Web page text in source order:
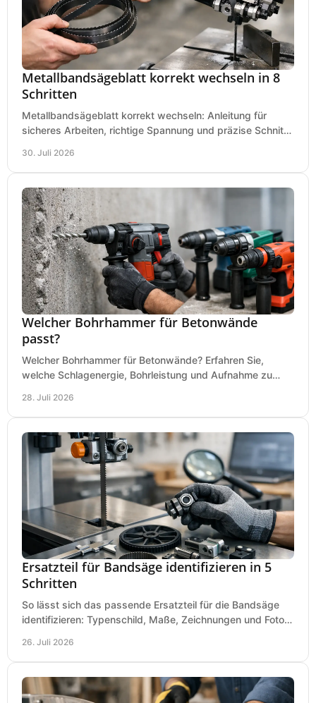
Metallbandsägeblatt korrekt wechseln in 8
Schritten
Metallbandsägeblatt korrekt wechseln: Anleitung für
sicheres Arbeiten, richtige Spannung und präzise Schnitte
30. Juli 2026
Welcher Bohrhammer für Betonwände
passt?
Welcher Bohrhammer für Betonwände? Erfahren Sie,
welche Schlagenergie, Bohrleistung und Aufnahme zu
28. Juli 2026
Ersatzteil für Bandsäge identifizieren in 5
Schritten
So lässt sich das passende Ersatzteil für die Bandsäge
identifizieren: Typenschild, Maße, Zeichnungen und Fotos
26. Juli 2026